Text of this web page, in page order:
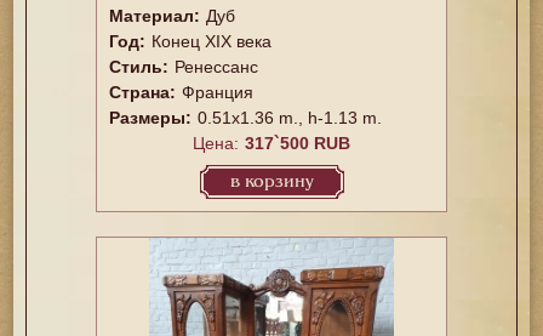
Материал: Дуб
Год: Конец XIX века
Стиль: Ренессанс
Страна: Франция
Размеры: 0.51x1.36 m., h-1.13 m.
Цена: 317`500 RUB
в корзину